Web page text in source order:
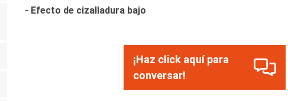
- Efecto de cizalladura bajo
¡Haz click aquí para
conversar!